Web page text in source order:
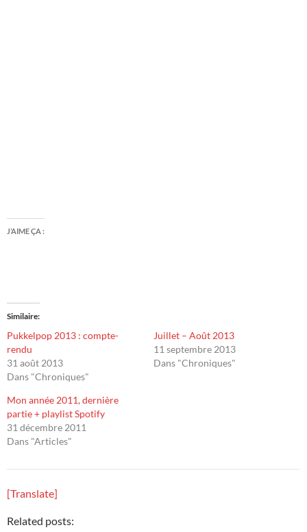
J’AIME ÇA :
Similaire
Pukkelpop 2013 : compte-
rendu
31 août 2013
Dans "Chroniques"
Juillet – Août 2013
11 septembre 2013
Dans "Chroniques"
Mon année 2011, dernière
partie + playlist Spotify
31 décembre 2011
Dans "Articles"
[Translate]
Related posts: